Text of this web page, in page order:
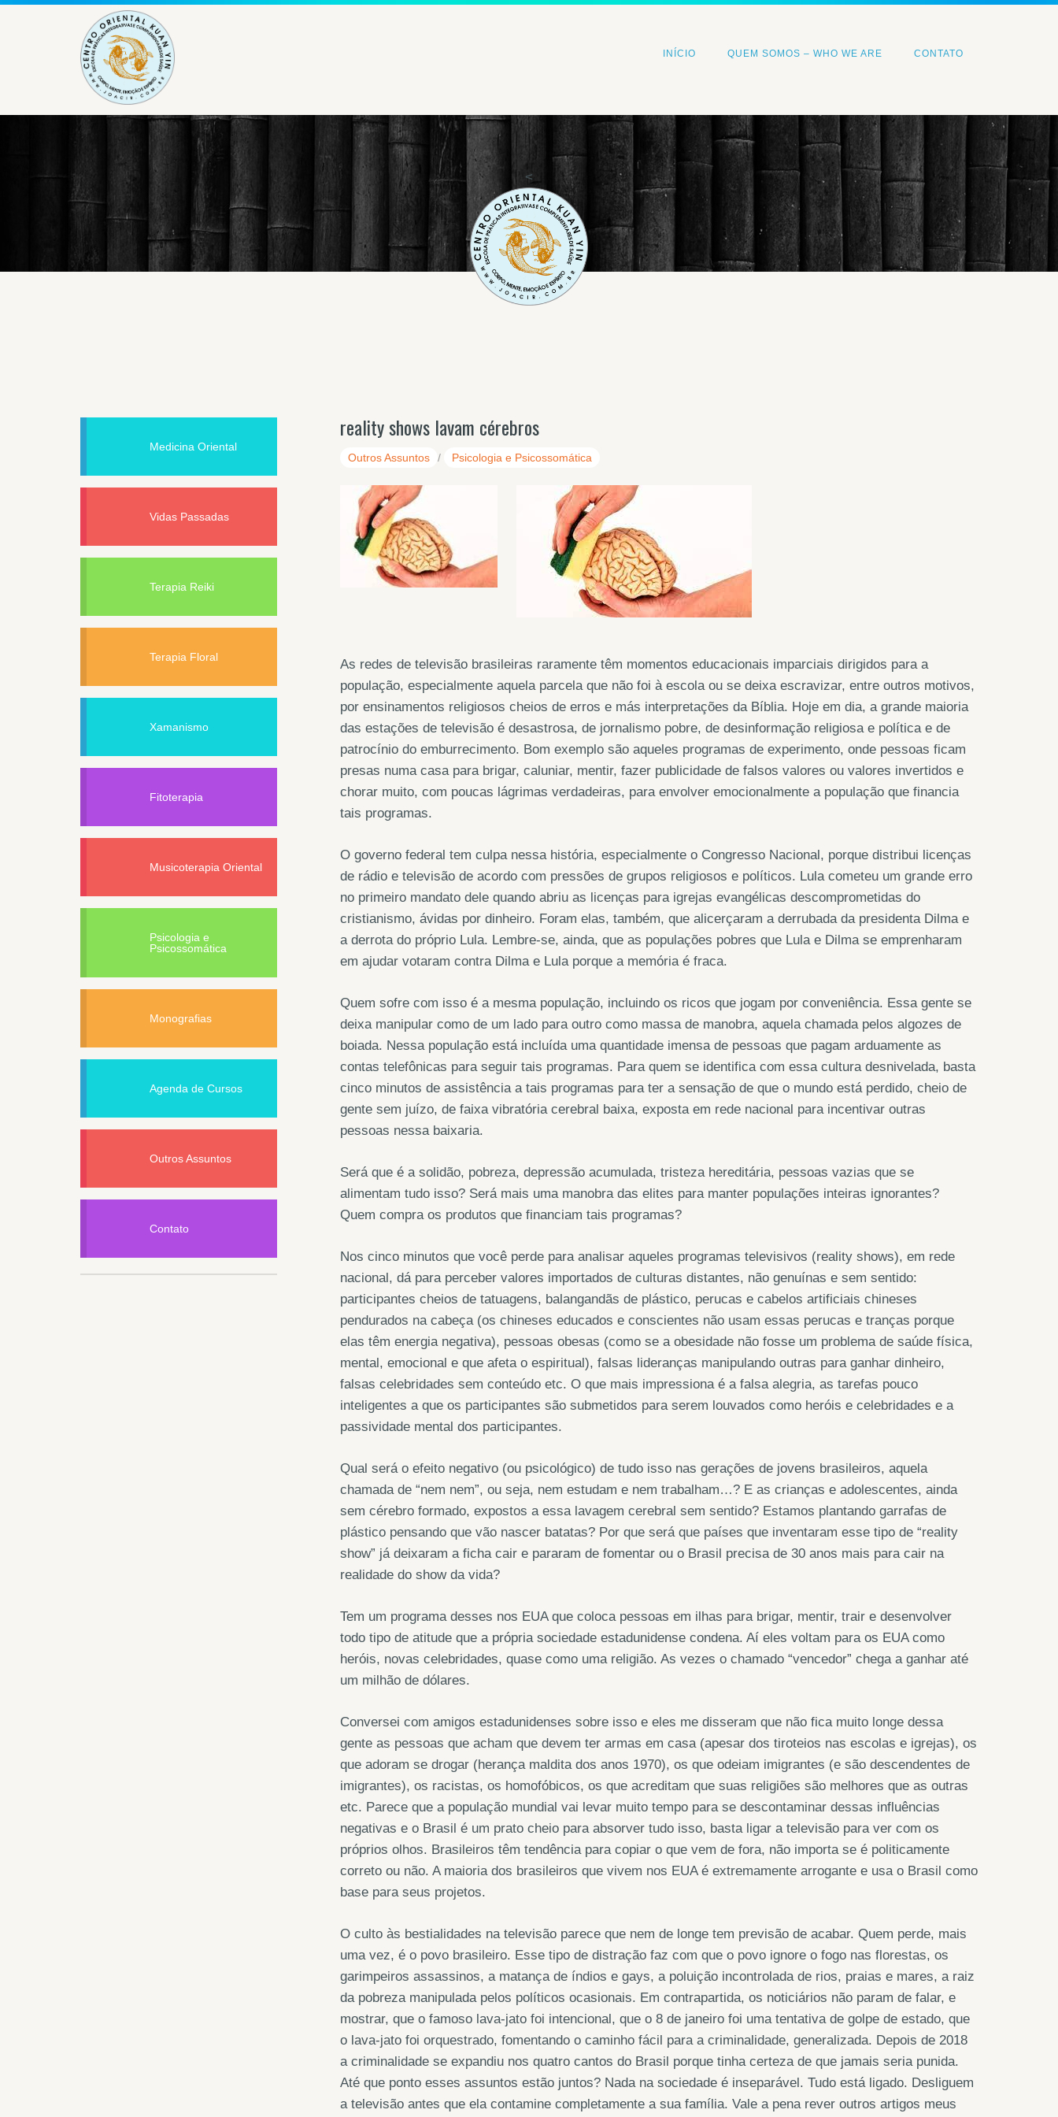
INÍCIO QUEM SOMOS – WHO WE ARE CONTATO
<
reality shows lavam cérebros
Outros Assuntos / Psicologia e Psicossomática
As redes de televisão brasileiras raramente têm momentos educacionais imparciais dirigidos para a
população, especialmente aquela parcela que não foi à escola ou se deixa escravizar, entre outros motivos,
por ensinamentos religiosos cheios de erros e más interpretações da Bíblia. Hoje em dia, a grande maioria
das estações de televisão é desastrosa, de jornalismo pobre, de desinformação religiosa e política e de
patrocínio do emburrecimento. Bom exemplo são aqueles programas de experimento, onde pessoas ficam
presas numa casa para brigar, caluniar, mentir, fazer publicidade de falsos valores ou valores invertidos e
chorar muito, com poucas lágrimas verdadeiras, para envolver emocionalmente a população que financia
tais programas.
O governo federal tem culpa nessa história, especialmente o Congresso Nacional, porque distribui licenças
de rádio e televisão de acordo com pressões de grupos religiosos e políticos. Lula cometeu um grande erro
no primeiro mandato dele quando abriu as licenças para igrejas evangélicas descomprometidas do
cristianismo, ávidas por dinheiro. Foram elas, também, que alicerçaram a derrubada da presidenta Dilma e
a derrota do próprio Lula. Lembre-se, ainda, que as populações pobres que Lula e Dilma se emprenharam
em ajudar votaram contra Dilma e Lula porque a memória é fraca.
Quem sofre com isso é a mesma população, incluindo os ricos que jogam por conveniência. Essa gente se
deixa manipular como de um lado para outro como massa de manobra, aquela chamada pelos algozes de
boiada. Nessa população está incluída uma quantidade imensa de pessoas que pagam arduamente as
contas telefônicas para seguir tais programas. Para quem se identifica com essa cultura desnivelada, basta
cinco minutos de assistência a tais programas para ter a sensação de que o mundo está perdido, cheio de
gente sem juízo, de faixa vibratória cerebral baixa, exposta em rede nacional para incentivar outras
pessoas nessa baixaria.
Será que é a solidão, pobreza, depressão acumulada, tristeza hereditária, pessoas vazias que se
alimentam tudo isso? Será mais uma manobra das elites para manter populações inteiras ignorantes?
Quem compra os produtos que financiam tais programas?
Nos cinco minutos que você perde para analisar aqueles programas televisivos (reality shows), em rede
nacional, dá para perceber valores importados de culturas distantes, não genuínas e sem sentido:
participantes cheios de tatuagens, balangandãs de plástico, perucas e cabelos artificiais chineses
pendurados na cabeça (os chineses educados e conscientes não usam essas perucas e tranças porque
elas têm energia negativa), pessoas obesas (como se a obesidade não fosse um problema de saúde física,
mental, emocional e que afeta o espiritual), falsas lideranças manipulando outras para ganhar dinheiro,
falsas celebridades sem conteúdo etc. O que mais impressiona é a falsa alegria, as tarefas pouco
inteligentes a que os participantes são submetidos para serem louvados como heróis e celebridades e a
passividade mental dos participantes.
Qual será o efeito negativo (ou psicológico) de tudo isso nas gerações de jovens brasileiros, aquela
chamada de “nem nem”, ou seja, nem estudam e nem trabalham…? E as crianças e adolescentes, ainda
sem cérebro formado, expostos a essa lavagem cerebral sem sentido? Estamos plantando garrafas de
plástico pensando que vão nascer batatas? Por que será que países que inventaram esse tipo de “reality
show” já deixaram a ficha cair e pararam de fomentar ou o Brasil precisa de 30 anos mais para cair na
realidade do show da vida?
Tem um programa desses nos EUA que coloca pessoas em ilhas para brigar, mentir, trair e desenvolver
todo tipo de atitude que a própria sociedade estadunidense condena. Aí eles voltam para os EUA como
heróis, novas celebridades, quase como uma religião. As vezes o chamado “vencedor” chega a ganhar até
um milhão de dólares.
Conversei com amigos estadunidenses sobre isso e eles me disseram que não fica muito longe dessa
gente as pessoas que acham que devem ter armas em casa (apesar dos tiroteios nas escolas e igrejas), os
que adoram se drogar (herança maldita dos anos 1970), os que odeiam imigrantes (e são descendentes de
imigrantes), os racistas, os homofóbicos, os que acreditam que suas religiões são melhores que as outras
etc. Parece que a população mundial vai levar muito tempo para se descontaminar dessas influências
negativas e o Brasil é um prato cheio para absorver tudo isso, basta ligar a televisão para ver com os
próprios olhos. Brasileiros têm tendência para copiar o que vem de fora, não importa se é politicamente
correto ou não. A maioria dos brasileiros que vivem nos EUA é extremamente arrogante e usa o Brasil como
base para seus projetos.
O culto às bestialidades na televisão parece que nem de longe tem previsão de acabar. Quem perde, mais
uma vez, é o povo brasileiro. Esse tipo de distração faz com que o povo ignore o fogo nas florestas, os
garimpeiros assassinos, a matança de índios e gays, a poluição incontrolada de rios, praias e mares, a raiz
da pobreza manipulada pelos políticos ocasionais. Em contrapartida, os noticiários não param de falar, e
mostrar, que o famoso lava-jato foi intencional, que o 8 de janeiro foi uma tentativa de golpe de estado, que
o lava-jato foi orquestrado, fomentando o caminho fácil para a criminalidade, generalizada. Depois de 2018
a criminalidade se expandiu nos quatro cantos do Brasil porque tinha certeza de que jamais seria punida.
Até que ponto esses assuntos estão juntos? Nada na sociedade é inseparável. Tudo está ligado. Desliguem
a televisão antes que ela contamine completamente a sua família. Vale a pena rever outros artigos meus
Medicina Oriental
Vidas Passadas
Terapia Reiki
Terapia Floral
Xamanismo
Fitoterapia
Musicoterapia Oriental
Psicologia e
Psicossomática
Monografias
Agenda de Cursos
Outros Assuntos
Contato